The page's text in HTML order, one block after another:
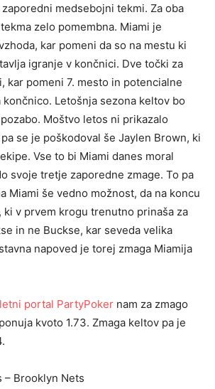
medsebojni tekmi. Za oba
zelo pomembna. Miami je
kar pomeni da so na mestu ki
igranje v končnici. Dve točki za
kar pomeni 7. mesto in potencialne
Letošnja sezona keltov bo
Moštvo letos ni prikazalo
se je poškodoval še Jaylen Brown, ki
Vse to bi Miami danes moral
svoje tretje zaporedne zmage. To pa
Miami še vedno možnost, da na koncu
ki v prvem krogu trenutno prinaša za
in ne Buckse, kar seveda velika
napoved je torej zmaga Miamija
portal PartyPoker nam za zmago
kvoto 1.73. Zmaga keltov pa je
– Brooklyn Nets